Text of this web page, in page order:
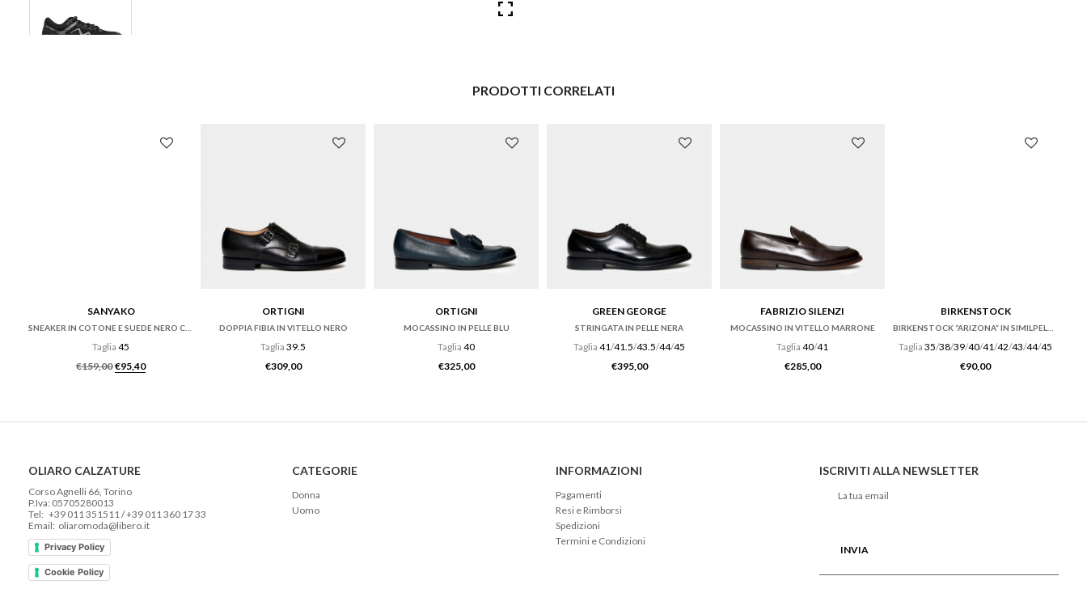
PRODOTTI CORRELATI
SANYAKO
Taglia 45
€159,00Il prezzo originale era: €159,00.
€95,40Il prezzo attuale è: €95,40.
ORTIGNI
DOPPIA FIBIA IN VITELLO NERO
Taglia 39.5
€309,00
ORTIGNI
MOCASSINO IN PELLE BLU
Taglia 40
€325,00
GREEN GEORGE
STRINGATA IN PELLE NERA
Taglia 41/41.5/43.5/44/45
€395,00
FABRIZIO SILENZI
MOCASSINO IN VITELLO MARRONE
Taglia 40/41
€285,00
BIRKENSTOCK
Taglia 35/38/39/40/41/42/43/44/45
€90,00
OLIARO CALZATURE
Corso Agnelli 66, Torino
P.Iva: 05705280013
Tel: +39 011 351511 / +39 011 360 17 33
Email: oliaromoda@libero.it
Privacy Policy
Cookie Policy
CATEGORIE
Donna
Uomo
INFORMAZIONI
Pagamenti
Resi e Rimborsi
Spedizioni
Termini e Condizioni
ISCRIVITI ALLA NEWSLETTER